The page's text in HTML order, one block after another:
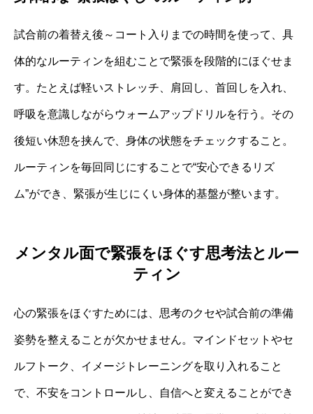
試合前の着替え後～コート入りまでの時間を使って、具
体的なルーティンを組むことで緊張を段階的にほぐせま
す。たとえば軽いストレッチ、肩回し、首回しを入れ、
呼吸を意識しながらウォームアップドリルを行う。その
後短い休憩を挟んで、身体の状態をチェックすること。
ルーティンを毎回同じにすることで“安心できるリズ
ム”ができ、緊張が生じにくい身体的基盤が整います。
メンタル面で緊張をほぐす思考法とルー
ティン
心の緊張をほぐすためには、思考のクセや試合前の準備
姿勢を整えることが欠かせません。マインドセットやセ
ルフトーク、イメージトレーニングを取り入れること
で、不安をコントロールし、自信へと変えることができ